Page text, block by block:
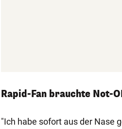
Rapid-Fan brauchte Not-
"Ich habe sofort aus der Nase